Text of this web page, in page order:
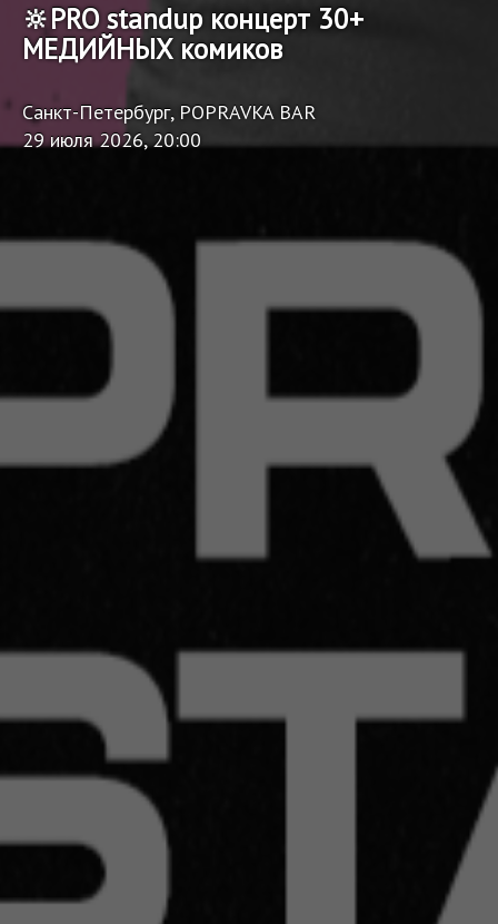
🔆PRO standup концерт 30+
МЕДИЙНЫХ комиков
Санкт-Петербург, POPRAVKA BAR
29 июля 2026, 20:00